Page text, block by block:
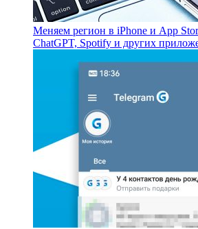
Меняем регион в iPhone и App
ChatGPT, Spotify и других